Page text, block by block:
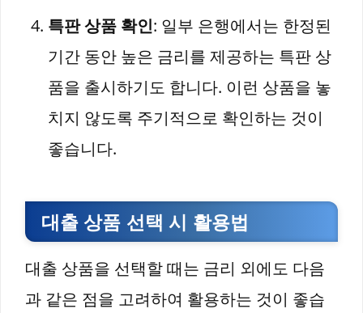
특판 상품 확인: 일부 은행에서는 한정된
기간 동안 높은 금리를 제공하는 특판 상
품을 출시하기도 합니다. 이런 상품을 놓
치지 않도록 주기적으로 확인하는 것이
좋습니다.
대출 상품 선택 시 활용법
대출 상품을 선택할 때는 금리 외에도 다음
과 같은 점을 고려하여 활용하는 것이 좋습